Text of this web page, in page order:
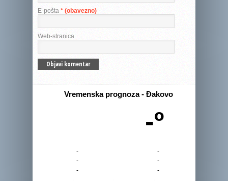
E-pošta * (obavezno)
Web-stranica
Vremenska prognoza - Đakovo
-º
-
-
-
-
-
-